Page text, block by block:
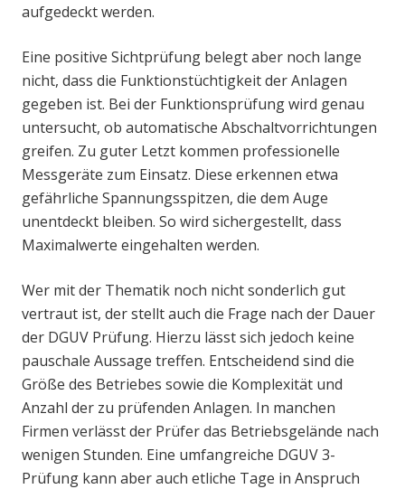
aufgedeckt werden.
Eine positive Sichtprüfung belegt aber noch lange
nicht, dass die Funktionstüchtigkeit der Anlagen
gegeben ist. Bei der Funktionsprüfung wird genau
untersucht, ob automatische Abschaltvorrichtungen
greifen. Zu guter Letzt kommen professionelle
Messgeräte zum Einsatz. Diese erkennen etwa
gefährliche Spannungsspitzen, die dem Auge
unentdeckt bleiben. So wird sichergestellt, dass
Maximalwerte eingehalten werden.
Wer mit der Thematik noch nicht sonderlich gut
vertraut ist, der stellt auch die Frage nach der Dauer
der DGUV Prüfung. Hierzu lässt sich jedoch keine
pauschale Aussage treffen. Entscheidend sind die
Größe des Betriebes sowie die Komplexität und
Anzahl der zu prüfenden Anlagen. In manchen
Firmen verlässt der Prüfer das Betriebsgelände nach
wenigen Stunden. Eine umfangreiche DGUV 3-
Prüfung kann aber auch etliche Tage in Anspruch